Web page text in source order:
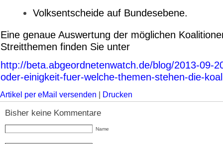
Volksentscheide auf Bundesebene.
Eine genaue Auswertung der möglichen
Streitthemen finden Sie unter
http://beta.abgeordnetenwatch.de/blog/2013-09-
oder-einigkeit-fuer-welche-themen-stehen-die-
Artikel per eMail versenden Drucken
Bisher keine Kommentare
Name